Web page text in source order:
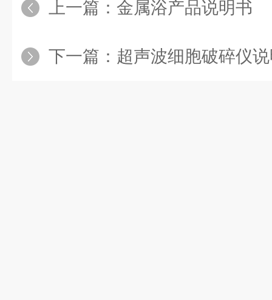
上一篇： 金属浴产品说明书
下一篇： 超声波细胞破碎仪